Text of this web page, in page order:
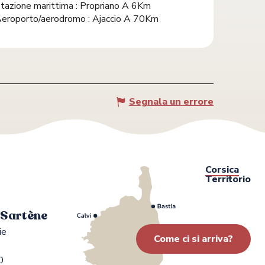
marittima : Propriano A 6Km
aerodromo : Ajaccio A 70Km
Segnala un errore
Corsica
Territorio
Come ci si arriva?